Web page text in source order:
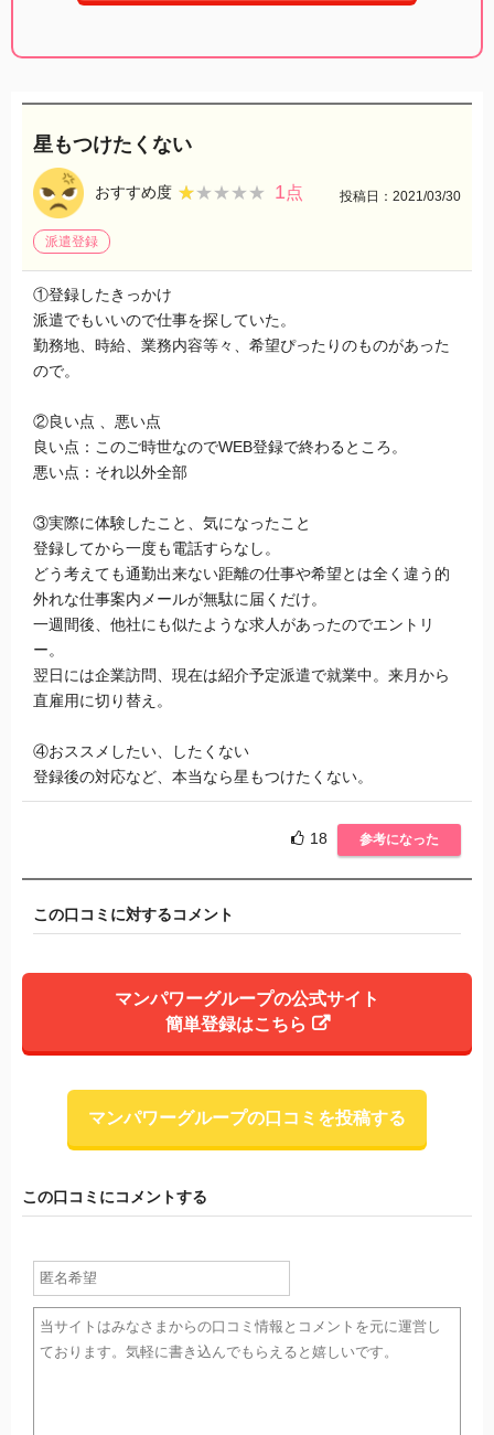
星もつけたくない
おすすめ度 ★★★★★
★★★★★ 1点 投稿日：2021/03/30
派遣登録
①登録したきっかけ
派遣でもいいので仕事を探していた。
勤務地、時給、業務内容等々、希望ぴったりのものがあった
ので。
②良い点 、悪い点
良い点：このご時世なのでWEB登録で終わるところ。
悪い点：それ以外全部
③実際に体験したこと、気になったこと
登録してから一度も電話すらなし。
どう考えても通勤出来ない距離の仕事や希望とは全く違う的
外れな仕事案内メールが無駄に届くだけ。
一週間後、他社にも似たような求人があったのでエントリ
ー。
翌日には企業訪問、現在は紹介予定派遣で就業中。来月から
直雇用に切り替え。
④おススメしたい、したくない
登録後の対応など、本当なら星もつけたくない。
18 参考になった
この口コミに対するコメント
マンパワーグループの公式サイト
簡単登録はこちら
マンパワーグループの口コミを投稿する
この口コミにコメントする